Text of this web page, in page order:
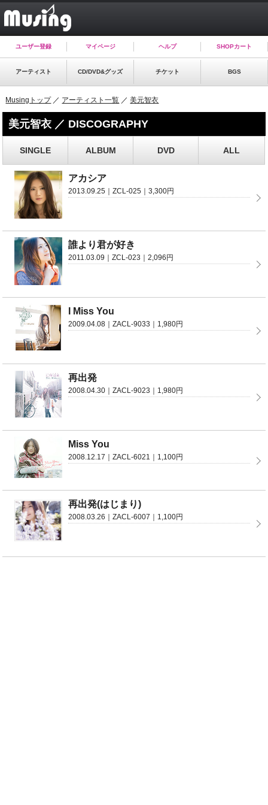
ユーザー登録 マイページ ヘルプ SHOPカート
アーティスト CD/DVD&グッズ チケット BGS
Musingトップ／ アーティスト一覧 ／美元智衣
美元智衣 ／ DISCOGRAPHY
SINGLE ALBUM DVD ALL
アカシア
2013.09.25｜ZCL-025｜3,300円
誰より君が好き
2011.03.09｜ZCL-023｜2,096円
I Miss You
2009.04.08｜ZACL-9033｜1,980円
再出発
2008.04.30｜ZACL-9023｜1,980円
Miss You
2008.12.17｜ZACL-6021｜1,100円
再出発(はじまり)
2008.03.26｜ZACL-6007｜1,100円